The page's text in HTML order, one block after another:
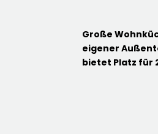
Große
eigener
bietet Platz für